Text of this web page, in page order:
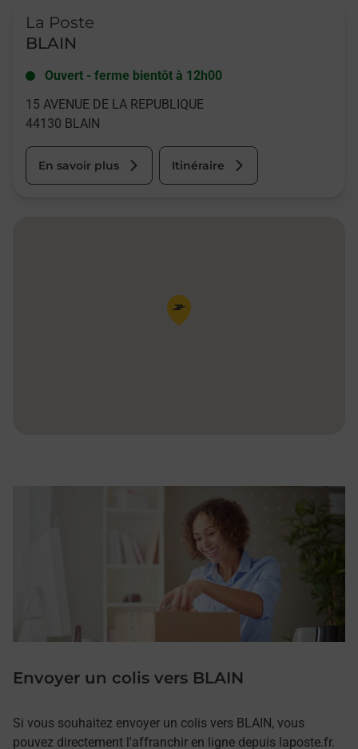
La Poste
BLAIN
Ouvert - ferme bientôt à 12h00
15 AVENUE DE LA REPUBLIQUE
44130 BLAIN
En savoir plus Itinéraire
Pin de la carte
Envoyer un colis vers BLAIN
Si vous souhaitez envoyer un colis vers BLAIN, vous
pouvez directement l'affranchir en ligne depuis laposte.fr.